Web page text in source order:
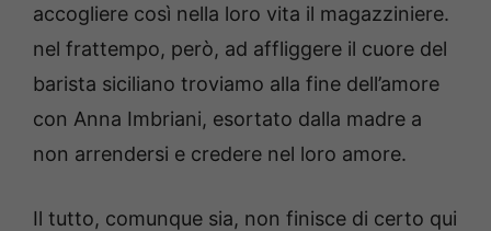
accogliere così nella loro vita il magazziniere.
nel frattempo, però, ad affliggere il cuore del
barista siciliano troviamo alla fine dell’amore
con Anna Imbriani, esortato dalla madre a
non arrendersi e credere nel loro amore.
Il tutto, comunque sia, non finisce di certo qui